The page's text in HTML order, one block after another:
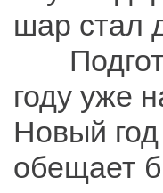
шар стал
году уже
Новый
обещает